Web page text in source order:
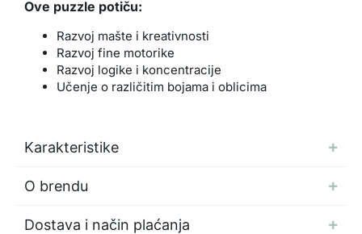
Ove puzzle potiču:
Razvoj mašte i kreativnosti
Razvoj fine motorike
Razvoj logike i koncentracije
Učenje o različitim bojama i oblicima
Karakteristike
O brendu
Dostava i način plaćanja